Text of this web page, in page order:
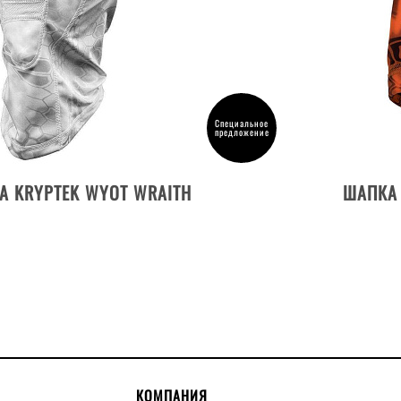
Специальное
предложение
WYOT WRAITH ШАПКА
КОМПАНИЯ